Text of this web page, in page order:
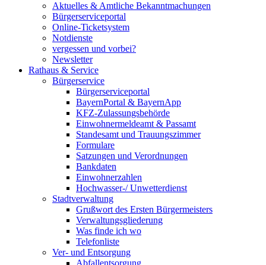
Aktuelles & Amtliche Bekanntmachungen
Bürgerserviceportal
Online-Ticketsystem
Notdienste
vergessen und vorbei?
Newsletter
Rathaus & Service
Bürgerservice
Bürgerserviceportal
BayernPortal & BayernApp
KFZ-Zulassungsbehörde
Einwohnermeldeamt & Passamt
Standesamt und Trauungszimmer
Formulare
Satzungen und Verordnungen
Bankdaten
Einwohnerzahlen
Hochwasser-/ Unwetterdienst
Stadtverwaltung
Grußwort des Ersten Bürgermeisters
Verwaltungsgliederung
Was finde ich wo
Telefonliste
Ver- und Entsorgung
Abfallentsorgung